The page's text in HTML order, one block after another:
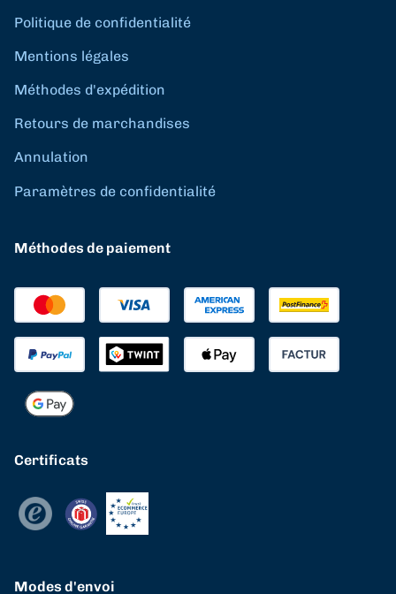
Politique de confidentialité
Mentions légales
Méthodes d'expédition
Retours de marchandises
Annulation
Paramètres de confidentialité
Méthodes de paiement
Certificats
Modes d'envoi